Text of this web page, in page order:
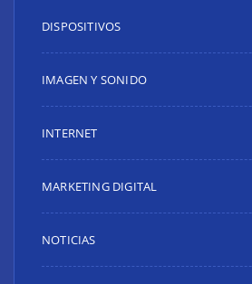
DISPOSITIVOS
IMAGEN Y SONIDO
INTERNET
MARKETING DIGITAL
NOTICIAS